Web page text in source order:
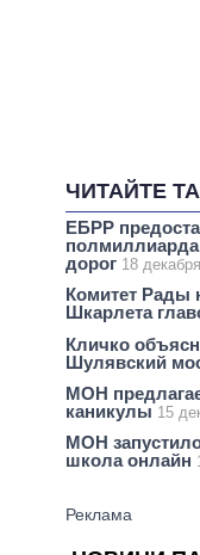
ЧИТАЙТЕ
ЕБРР
полмиллиарда
дорог 18
Комитет Рады
Шкарлета
Кличко
Шулявский
МОН
каникулы 15
МОН
школа онлайн